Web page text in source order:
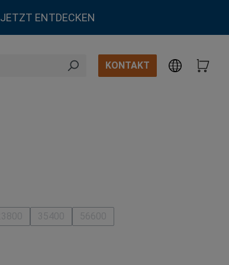
JETZT ENTDECKEN
KONTAKT
(Diese Option ist zurzeit nicht verfügbar.)
(Diese Option ist zurzeit nicht verfügbar.)
(Diese Option ist zurzeit nicht